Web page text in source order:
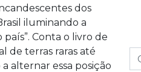
dos
iluminando a
Conta o livro de
de terras raras até
alternar essa posição